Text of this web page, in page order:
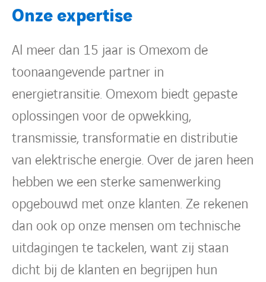
Onze expertise
Al meer dan 15 jaar is Omexom de
toonaangevende partner in
energietransitie. Omexom biedt gepaste
oplossingen voor de opwekking,
transmissie, transformatie en distributie
van elektrische energie. Over de jaren heen
hebben we een sterke samenwerking
opgebouwd met onze klanten. Ze rekenen
dan ook op onze mensen om technische
uitdagingen te tackelen, want zij staan
dicht bij de klanten en begrijpen hun